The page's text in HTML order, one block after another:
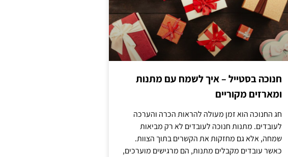
חנוכה בסטייל – איך לשמח עם מתנות
ומארזים מקוריים
חג החנוכה הוא זמן מעולה להראות הכרה והערכה
לעובדים. מתנות חנוכה לעובדים לא רק מביאות
שמחה, אלא גם מחזקות את הקשרים בתוך הצוות.
כאשר עובדים מקבלים מתנות, הם מרגישים מוערכים,